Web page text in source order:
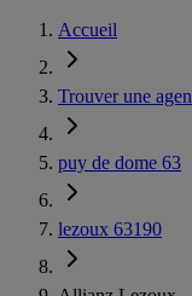
Accueil
Trouver une
puy de dome 63
lezoux 63190